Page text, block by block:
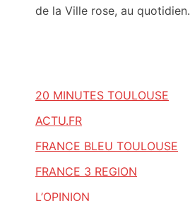
de la Ville rose, au quotidien.
20 MINUTES TOULOUSE
ACTU.FR
FRANCE BLEU TOULOUSE
FRANCE 3 REGION
L’OPINION